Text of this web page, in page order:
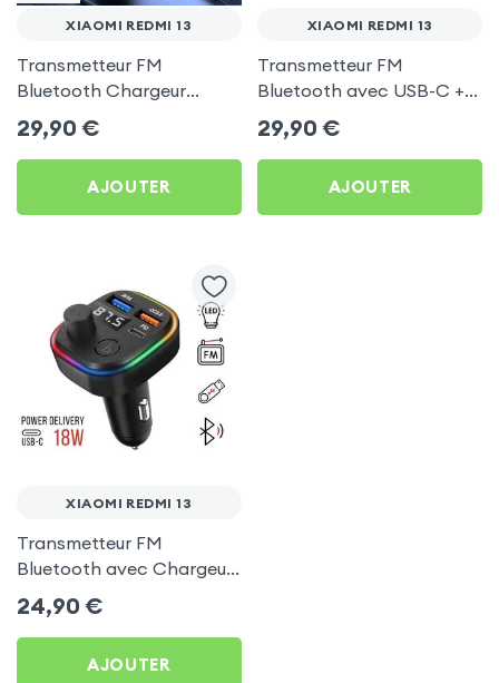
XIAOMI REDMI 13
Transmetteur FM
Bluetooth Chargeur
Voiture Noir 3mk Hyper
Car pour Xiaomi Redmi 13
29,90 €
AJOUTER
XIAOMI REDMI 13
Transmetteur FM
Bluetooth avec USB-C +
USB pour Xiaomi Redmi 13
29,90 €
AJOUTER
XIAOMI REDMI 13
Transmetteur FM
Bluetooth avec Chargeur
Allume Cigare USB / USB-
C, C2 - Noir pour Xiaomi
Redmi 13
24,90 €
AJOUTER